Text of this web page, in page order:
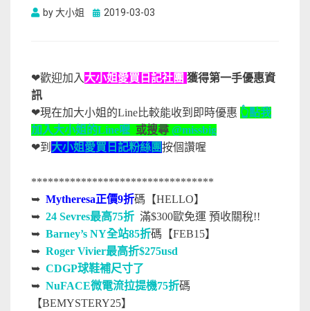
by大小姐
Posted
2019-03-03
❤歡迎加入 大小姐愛買日記社團 獲得第一手優惠資
訊
❤現在加大小姐的Line比較能收到即時優惠 👆點我
加入大小姐的Line喔 或搜尋 @missbig
❤到 大小姐愛買日記粉絲團按個讚喔
*********************************
➥ Mytheresa正價9折碼【HELLO】
➥ 24 Sevres最高75折 滿$300歐免運 預收關稅!!
➥ Barney’s NY全站85折碼【FEB15】
➥ Roger Vivier最高折$275usd
➥ CDGP球鞋補尺寸了
➥ NuFACE微電流拉提機75折碼
【BEMYSTERY25】